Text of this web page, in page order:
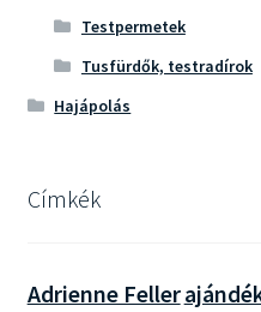
Testpermetek
Tusfürdők, testradírok
Hajápolás
Címkék
Adrienne Feller